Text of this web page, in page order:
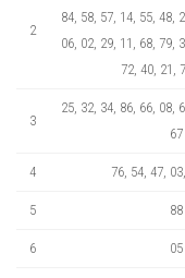
2
84, 58, 57, 14, 55, 48,
06, 02, 29, 11, 68, 79,
72, 40, 21,
3
25, 32, 34, 86, 66, 08,
67
4 76, 54, 47,
5 88
6 05